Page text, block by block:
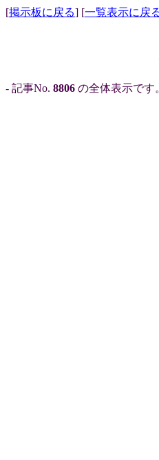
[掲示板に戻る] [一覧表示に戻
- 記事No. 8806 の全体表示です